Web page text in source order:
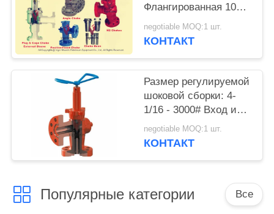
Флангированная 10
000 PSI 2" TRIM H2S,
PSL3 PR1 PU HH-NL
negotiable MOQ:1 шт.
КОНТАКТ
Размер регулируемой
шоковой сборки: 4-
1/16 - 3000# Вход и
выход в фланце WP с
1 максимальным
negotiable MOQ:1 шт.
КОНТАКТ
Популярные категории Все